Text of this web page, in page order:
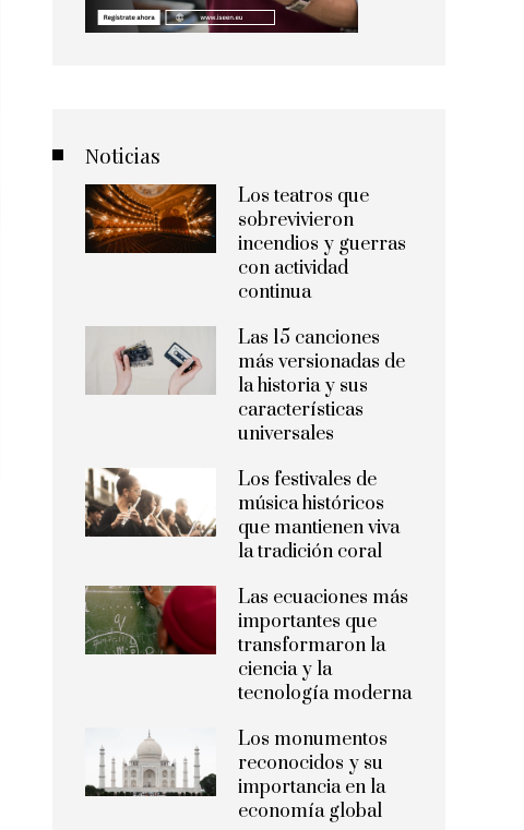
Noticias
Los teatros que
sobrevivieron
incendios y guerras
con actividad
continua
Las 15 canciones
más versionadas de
la historia y sus
características
universales
Los festivales de
música históricos
que mantienen viva
la tradición coral
Las ecuaciones más
importantes que
transformaron la
ciencia y la
tecnología moderna
Los monumentos
reconocidos y su
importancia en la
economía global